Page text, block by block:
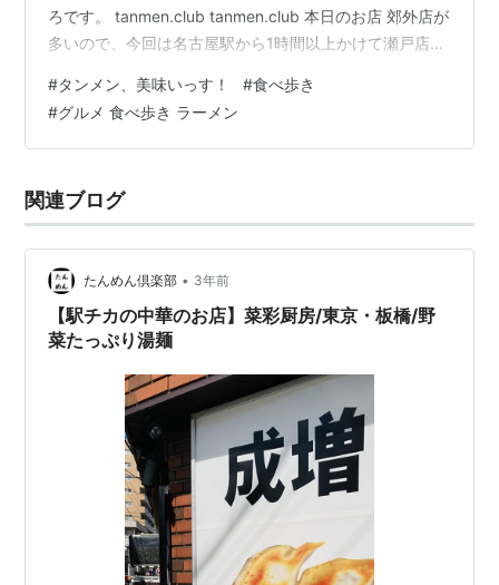
ろです。 tanmen.club tanmen.club 本日のお店 郊外店が
多いので、今回は名古屋駅から1時間以上かけて瀬戸店ま
前見かけたことがあるお店だったので、名鉄瀬戸線水野
駅から10分ほど歩いてすんなりと辿り着きました。 時間
を外したのためか先客はおらず。 注文＆到着 初めてでし
すかったです。 鶏がらスープがベースとのこと。辛味
も…
#タンメン、美味いっす！ #食べ歩き
#グルメ 食べ歩き ラーメン
関連ブログ
たんめん倶楽部 • 3年前
【駅チカの中華のお店】菜彩厨房/東京・板橋/野
菜たっぷり湯麺